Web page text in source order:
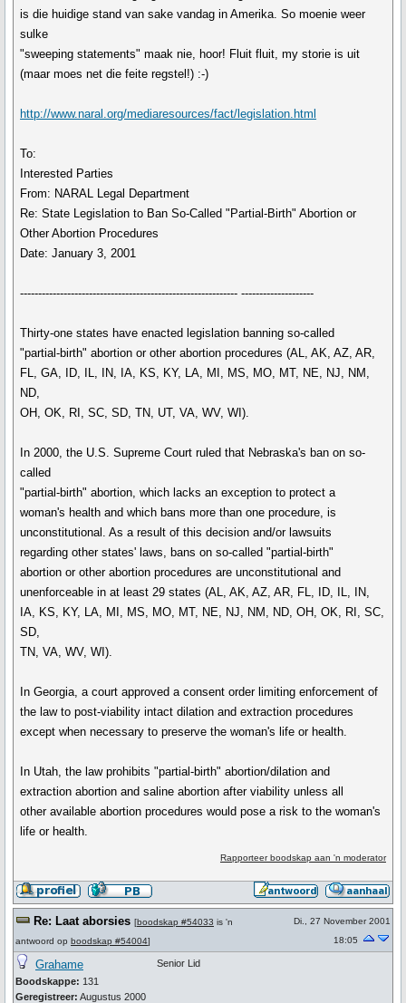
is die huidige stand van sake vandag in Amerika. So moenie weer
sulke
"sweeping statements" maak nie, hoor! Fluit fluit, my storie is uit
(maar moes net die feite regstel!) :-)
http://www.naral.org/mediaresources/fact/legislation.html
To:
Interested Parties
From: NARAL Legal Department
Re: State Legislation to Ban So-Called "Partial-Birth" Abortion or
Other Abortion Procedures
Date: January 3, 2001
------------------------------------------------------------ --------------------
Thirty-one states have enacted legislation banning so-called
"partial-birth" abortion or other abortion procedures (AL, AK, AZ, AR,
FL, GA, ID, IL, IN, IA, KS, KY, LA, MI, MS, MO, MT, NE, NJ, NM,
ND,
OH, OK, RI, SC, SD, TN, UT, VA, WV, WI).
In 2000, the U.S. Supreme Court ruled that Nebraska's ban on so-
called
"partial-birth" abortion, which lacks an exception to protect a
woman's health and which bans more than one procedure, is
unconstitutional. As a result of this decision and/or lawsuits
regarding other states' laws, bans on so-called "partial-birth"
abortion or other abortion procedures are unconstitutional and
unenforceable in at least 29 states (AL, AK, AZ, AR, FL, ID, IL, IN,
IA, KS, KY, LA, MI, MS, MO, MT, NE, NJ, NM, ND, OH, OK, RI, SC,
SD,
TN, VA, WV, WI).
In Georgia, a court approved a consent order limiting enforcement of
the law to post-viability intact dilation and extraction procedures
except when necessary to preserve the woman's life or health.
In Utah, the law prohibits "partial-birth" abortion/dilation and
extraction abortion and saline abortion after viability unless all
other available abortion procedures would pose a risk to the woman's
life or health.
Rapporteer boodskap aan 'n moderator
Re: Laat aborsies [boodskap #54033 is 'n
antwoord op boodskap #54004]
Di., 27 November 2001
18:05
Grahame
Boodskappe: 131
Geregistreer: Augustus 2000
Senior Lid